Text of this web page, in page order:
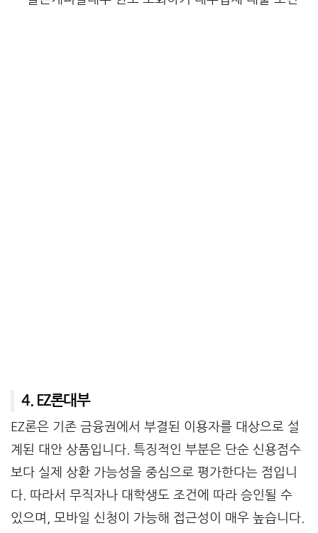
4. EZ론대부
EZ론은 기존 금융권에서 부결된 이용자를 대상으로 설
계된 대안 상품입니다. 특징적인 부분은 단순 신용점수
보다 실제 상환 가능성을 중심으로 평가한다는 점입니
다. 따라서 무직자나 대학생도 조건에 따라 승인될 수
있으며, 모바일 신청이 가능해 접근성이 매우 높습니다.